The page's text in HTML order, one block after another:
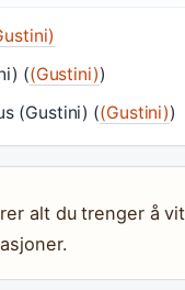
((Gustini))
(Gustini) ((Gustini))
alt du trenger å